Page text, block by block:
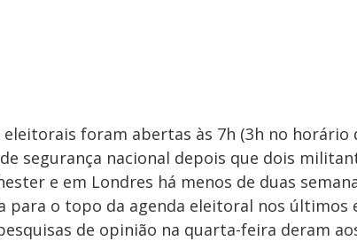
eleitorais foram abertas às 7h (3h no
segurança nacional depois que dois
e em Londres há menos de duas
para o topo da agenda eleitoral nos últimos
de opinião na quarta-feira deram